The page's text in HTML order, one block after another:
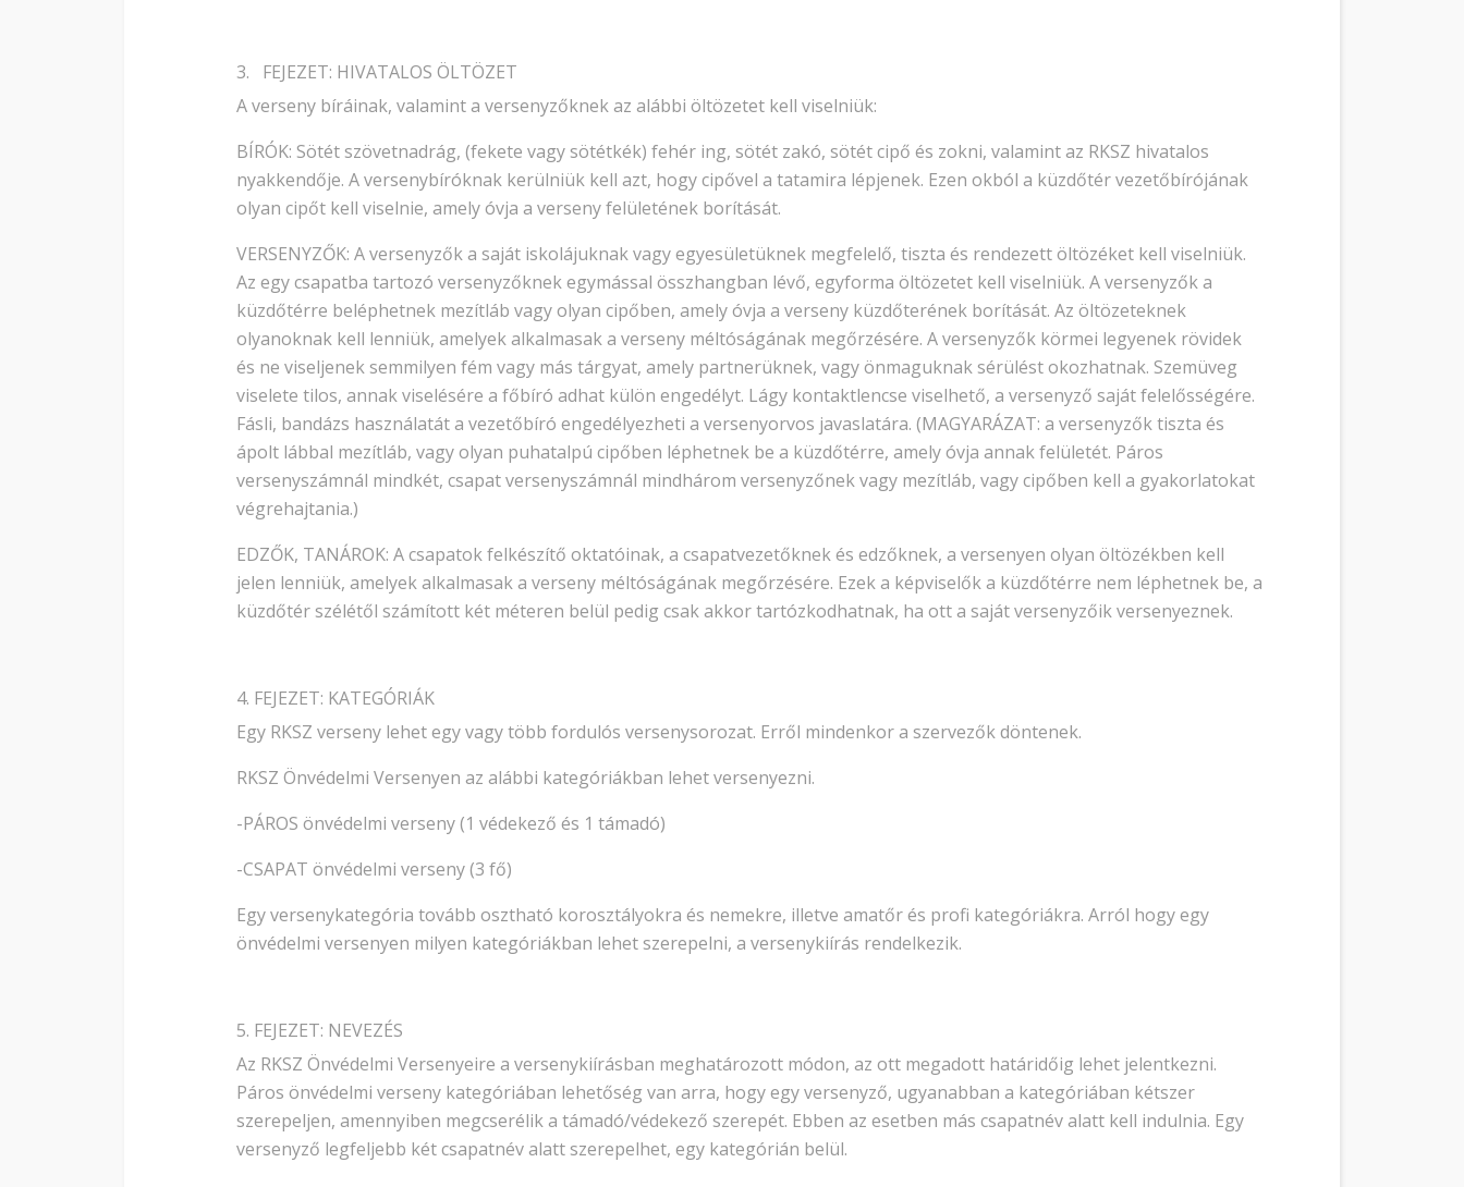
3. FEJEZET: HIVATALOS ÖLTÖZET
A verseny bíráinak, valamint a versenyzőknek az alábbi öltözetet kell viselniük:
BÍRÓK: Sötét szövetnadrág, (fekete vagy sötétkék) fehér ing, sötét zakó, sötét cipő és zokni, valamint az RKSZ hivatalos
nyakkendője. A versenybíróknak kerülniük kell azt, hogy cipővel a tatamira lépjenek. Ezen okból a küzdőtér vezetőbírójának
olyan cipőt kell viselnie, amely óvja a verseny felületének borítását.
VERSENYZŐK: A versenyzők a saját iskolájuknak vagy egyesületüknek megfelelő, tiszta és rendezett öltözéket kell viselniük.
Az egy csapatba tartozó versenyzőknek egymással összhangban lévő, egyforma öltözetet kell viselniük. A versenyzők a
küzdőtérre beléphetnek mezítláb vagy olyan cipőben, amely óvja a verseny küzdőterének borítását. Az öltözeteknek
olyanoknak kell lenniük, amelyek alkalmasak a verseny méltóságának megőrzésére. A versenyzők körmei legyenek rövidek
és ne viseljenek semmilyen fém vagy más tárgyat, amely partnerüknek, vagy önmaguknak sérülést okozhatnak. Szemüveg
viselete tilos, annak viselésére a főbíró adhat külön engedélyt. Lágy kontaktlencse viselhető, a versenyző saját felelősségére.
Fásli, bandázs használatát a vezetőbíró engedélyezheti a versenyorvos javaslatára. (MAGYARÁZAT: a versenyzők tiszta és
ápolt lábbal mezítláb, vagy olyan puhatalpú cipőben léphetnek be a küzdőtérre, amely óvja annak felületét. Páros
versenyszámnál mindkét, csapat versenyszámnál mindhárom versenyzőnek vagy mezítláb, vagy cipőben kell a gyakorlatokat
végrehajtania.)
EDZŐK, TANÁROK: A csapatok felkészítő oktatóinak, a csapatvezetőknek és edzőknek, a versenyen olyan öltözékben kell
jelen lenniük, amelyek alkalmasak a verseny méltóságának megőrzésére. Ezek a képviselők a küzdőtérre nem léphetnek be, a
küzdőtér szélétől számított két méteren belül pedig csak akkor tartózkodhatnak, ha ott a saját versenyzőik versenyeznek.
4. FEJEZET: KATEGÓRIÁK
Egy RKSZ verseny lehet egy vagy több fordulós versenysorozat. Erről mindenkor a szervezők döntenek.
RKSZ Önvédelmi Versenyen az alábbi kategóriákban lehet versenyezni.
-PÁROS önvédelmi verseny (1 védekező és 1 támadó)
-CSAPAT önvédelmi verseny (3 fő)
Egy versenykategória tovább osztható korosztályokra és nemekre, illetve amatőr és profi kategóriákra. Arról hogy egy
önvédelmi versenyen milyen kategóriákban lehet szerepelni, a versenykiírás rendelkezik.
5. FEJEZET: NEVEZÉS
Az RKSZ Önvédelmi Versenyeire a versenykiírásban meghatározott módon, az ott megadott határidőig lehet jelentkezni.
Páros önvédelmi verseny kategóriában lehetőség van arra, hogy egy versenyző, ugyanabban a kategóriában kétszer
szerepeljen, amennyiben megcserélik a támadó/védekező szerepét. Ebben az esetben más csapatnév alatt kell indulnia. Egy
versenyző legfeljebb két csapatnév alatt szerepelhet, egy kategórián belül.